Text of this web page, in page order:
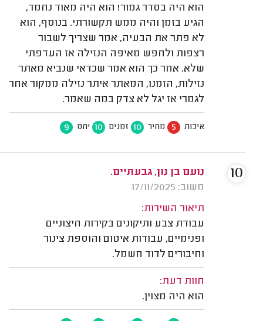
הוא היה בסדר גמור! הוא היה מאוד נחמד,
הגיע בזמן והיה ממש תקשורתי. בנוסף, הוא
לא פתר את הבעיה, אמר שצריך לשבור
רצפות ולחפש מאיפה הנזילה אז העדפתי
שלא. אחר כך הוא אמר שכדאי שנביא מאתר
נזילות, הזמנו, המאתר איתר נזילה ממקור אחר
לגמרי אז יגל לא צדק במה שאמר.
איכות 5 מחיר 10 זמנים 10 יחס 9
נועם בן נון, גבעתיים.
משוב: 17/11/2025
תיאור השירות:
עבודת צבע ותיקונים בקירות חיצוניים
ופנימיים, עבודות איטום והוספת צינור
וחיבורים לדוד חשמל.
חוות דעת:
הוא היה מצוין.
10